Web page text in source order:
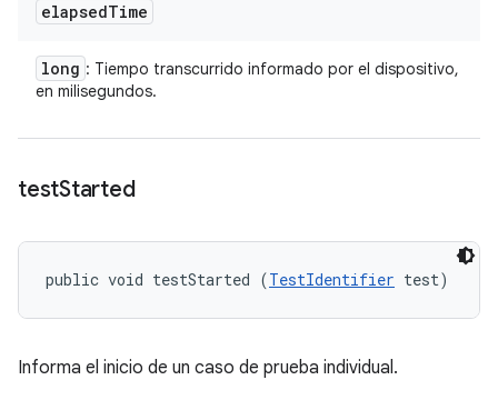
elapsedTime
long : Tiempo transcurrido informado por el dispositivo,
en milisegundos.
testStarted
public void testStarted (TestIdentifier test)
Informa el inicio de un caso de prueba individual.